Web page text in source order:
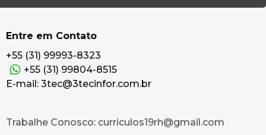
Entre em Contato
+55 (31) 99993-8323
+55 (31) 99804-8515
E-mail: 3tec@3tecinfor.com.br
Trabalhe Conosco: curriculos19rh@gmail.com